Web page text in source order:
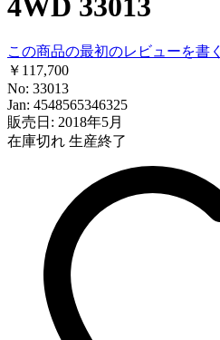
この商品の最初のレビューを書く
￥117,700
No: 33013
Jan: 4548565346325
販売日: 2018年5月
在庫切れ 生産終了